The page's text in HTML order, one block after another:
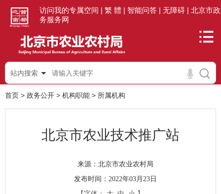
访问我的专属空间 | 繁 體 | 智能问答 | 无障碍 | 北京市政
务服务网
站内搜索
首页 > 政务公开 > 机构职能 > 所属机构
北京市农业技术推广站
来源： 北京市农业农村局
发布时间：2022年03月23日